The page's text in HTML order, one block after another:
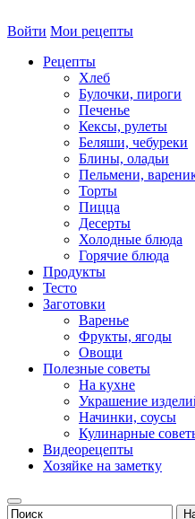
Войти Мои рецепты
Рецепты
Хлеб
Булочки, пироги
Печенье
Кексы, рулеты
Беляши, чебуреки
Блины, оладьи
Пельмени,
Торты
Пицца
Десерты
Холодные блюда
Горячие блюда
Продукты
Тесто
Заготовки
Варенье
Фрукты, ягоды
Овощи
Полезные советы
На кухне
Украшение
Начинки, соусы
Кулинарные
Видеорецепты
Хозяйке на заметку